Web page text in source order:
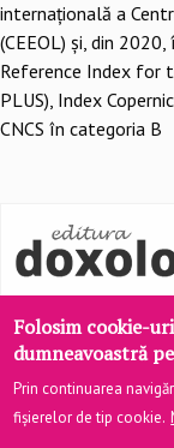
internațională a
(CEEOL) și, din
Reference Index for
PLUS), Index
CNCS în categoria B
Site realizat de
Folosim cookie-
dumneavoastră
Prin continuarea
fișierelor de tip cookie.